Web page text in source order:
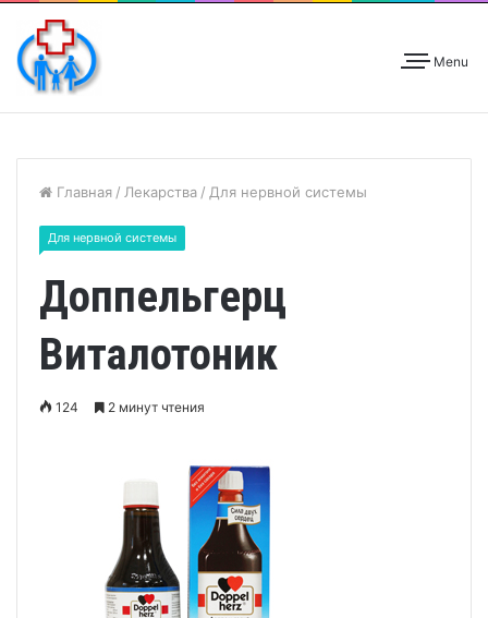
Menu
Главная / Лекарства / Для нервной системы
Для нервной системы
Доппельгерц
Виталотоник
124 2 минут чтения